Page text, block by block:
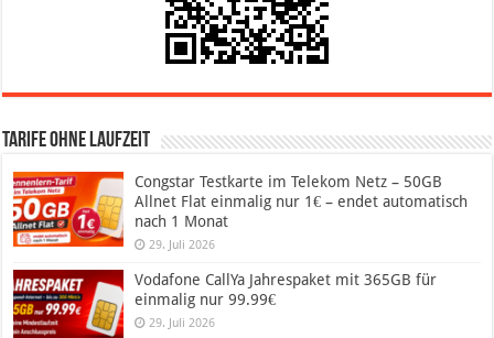
Tarife ohne Laufzeit
Congstar Testkarte im Telekom Netz – 50GB
Allnet Flat einmalig nur 1€ – endet automatisch
nach 1 Monat
29. Juli 2026
Vodafone CallYa Jahrespaket mit 365GB für
einmalig nur 99.99€
29. Juli 2026